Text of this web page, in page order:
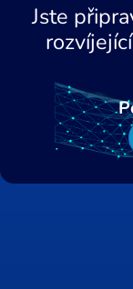
Jste